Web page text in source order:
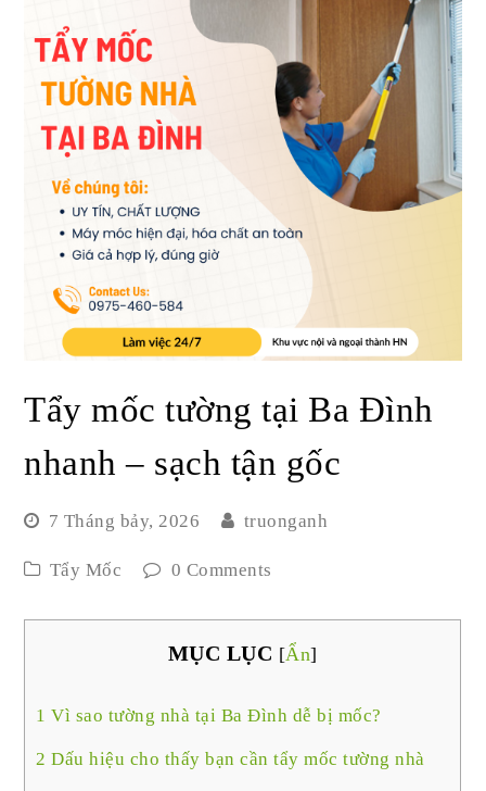
Tẩy mốc tường tại Ba Đình
nhanh – sạch tận gốc
7 Tháng bảy, 2026 truonganh
Tẩy Mốc 0 Comments
MỤC LỤC [Ẩn]
1 Vì sao tường nhà tại Ba Đình dễ bị mốc?
2 Dấu hiệu cho thấy bạn cần tẩy mốc tường nhà